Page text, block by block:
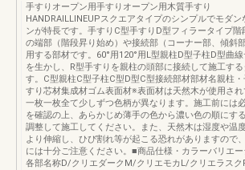
手すりオープン用手すりオープン用木質手すり
HANDRAILLINEUPスクエアタイプのシンプルでモダン
ンが特長です。手すりC型手すりD型フィラータイプ階
の端部（階段昇り始め）や接続部（コーナー部、傾斜
用する部材です。60°用120°用L型親柱D型子柱D型曲
を生かし、R型手すりを親柱の頭部に接続して施工す
す。C型親柱C型子柱C型D型C型接続部材部材名親柱
すり芯材集成材ゴム表面材※表面材は天然木が使用され
一枚一枚全て少しずつ色柄が異なります。施工前には
を確認の上、あらかじめ薄手の色から濃い色の順にする
調整して施工してください。また、天然木は湿度や温
より伸縮し、ひび割れ等が起こる恐れがありますので
には十分ご注意ください。■商品仕様・カラーバリエ
各部名称D/クリエダークM/クリエモカL/クリエラス